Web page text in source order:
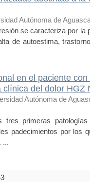
Autónoma de
se caracteriza por la
de autoestima,
en el paciente
del dolor HGZ
Autónoma de
tres primeras
padecimientos por los
...